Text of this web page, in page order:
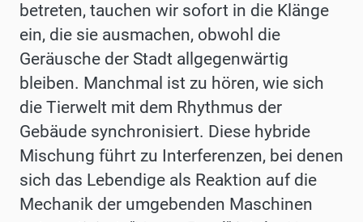
betreten, tauchen wir sofort in die Klänge
ein, die sie ausmachen, obwohl die
Geräusche der Stadt allgegenwärtig
bleiben. Manchmal ist zu hören, wie sich
die Tierwelt mit dem Rhythmus der
Gebäude synchronisiert. Diese hybride
Mischung führt zu Interferenzen, bei denen
sich das Lebendige als Reaktion auf die
Mechanik der umgebenden Maschinen